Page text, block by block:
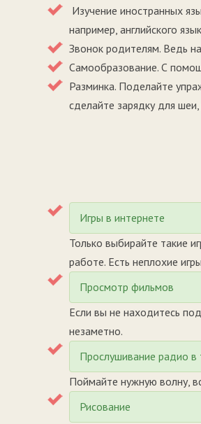
Изучение иностранных
например, английского
Звонок родителям. Ведь
Самообразование. С
Разминка. Поделайте
сделайте зарядку для
Игры в интернете
Только выбирайте такие
работе. Есть неплохие
Просмотр фильмов
Если вы не находитесь
незаметно.
Прослушивание радио в
Поймайте нужную волну,
Рисование